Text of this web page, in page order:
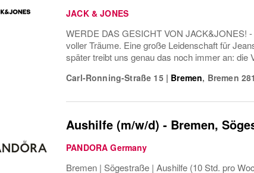
JACK & JONES
WERDE DAS GESICHT VON JACK&JONES!
voller Träume. Eine große Leidenschaft für
später treibt uns genau das noch immer an:
Carl-Ronning-Straße 15 | Bremen, Bremen
Aushilfe (m/w/d) - Bremen,
PANDORA Germany
Bremen | Sögestraße | Aushilfe (10 Std. pro